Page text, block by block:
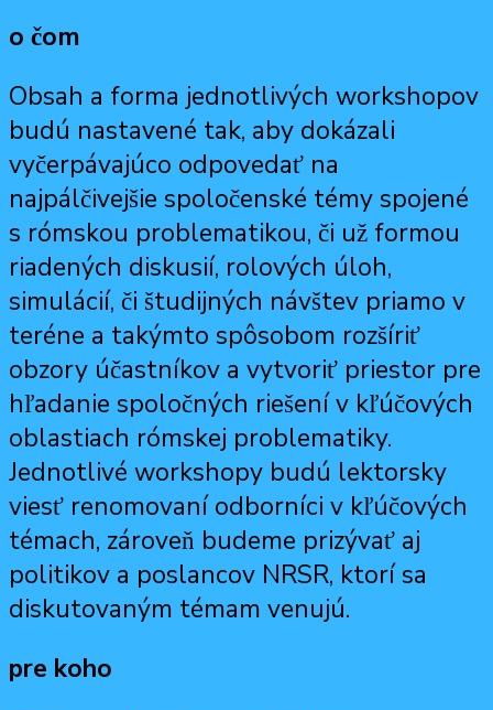
o čom
Obsah a forma jednotlivých workshopov
budú nastavené tak, aby dokázali
vyčerpávajúco odpovedať na
najpálčivejšie spoločenské témy spojené
s rómskou problematikou, či už formou
riadených diskusií, rolových úloh,
simulácií, či študijných návštev priamo v
teréne a takýmto spôsobom rozšíriť
obzory účastníkov a vytvoriť priestor pre
hľadanie spoločných riešení v kľúčových
oblastiach rómskej problematiky.
Jednotlivé workshopy budú lektorsky
viesť renomovaní odborníci v kľúčových
témach, zároveň budeme prizývať aj
politikov a poslancov NRSR, ktorí sa
diskutovaným témam venujú.
pre koho